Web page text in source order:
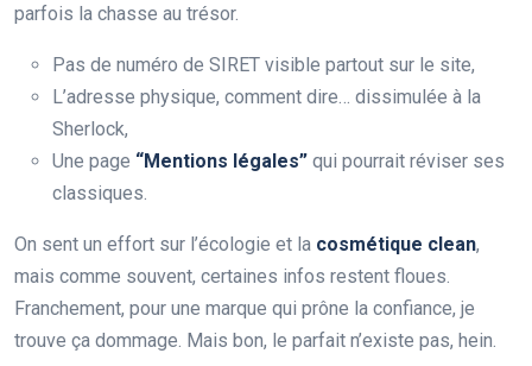
parfois la chasse au trésor.
Pas de numéro de SIRET visible partout sur le site,
L’adresse physique, comment dire… dissimulée à la
Sherlock,
Une page “Mentions légales” qui pourrait réviser ses
classiques.
On sent un effort sur l’écologie et la cosmétique clean,
mais comme souvent, certaines infos restent floues.
Franchement, pour une marque qui prône la confiance, je
trouve ça dommage. Mais bon, le parfait n’existe pas, hein.